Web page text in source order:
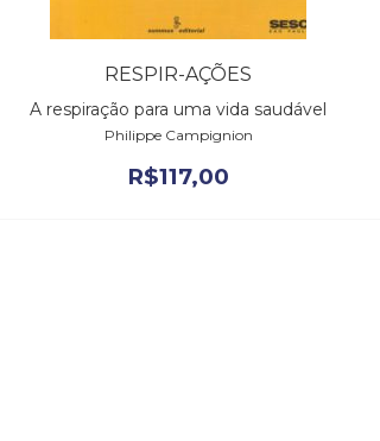
RESPIR-AÇÕES
A respiração para uma vida saudável
Philippe Campignion
R$117,00